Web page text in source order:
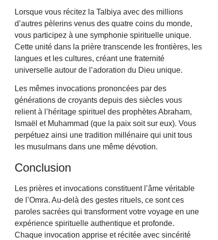
Lorsque vous récitez la Talbiya avec des millions
d’autres pèlerins venus des quatre coins du monde,
vous participez à une symphonie spirituelle unique.
Cette unité dans la prière transcende les frontières, les
langues et les cultures, créant une fraternité
universelle autour de l’adoration du Dieu unique.
Les mêmes invocations prononcées par des
générations de croyants depuis des siècles vous
relient à l’héritage spirituel des prophètes Abraham,
Ismaël et Muhammad (que la paix soit sur eux). Vous
perpétuez ainsi une tradition millénaire qui unit tous
les musulmans dans une même dévotion.
Conclusion
Les prières et invocations constituent l’âme véritable
de l’Omra. Au-delà des gestes rituels, ce sont ces
paroles sacrées qui transforment votre voyage en une
expérience spirituelle authentique et profonde.
Chaque invocation apprise et récitée avec sincérité